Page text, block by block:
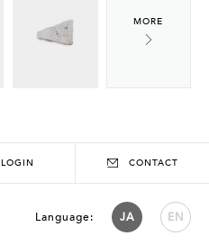
LOGIN CONTACT
Language: JA EN